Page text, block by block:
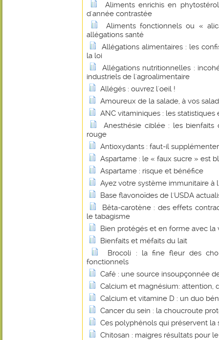
Aliments enrichis en
d'année contrastée
Aliments fonctionnels ou «
allégations santé
Allégations alimentaires : les
la loi
Allégations nutritionnelles :
industriels de l'agroalimentaire
Allégés : ouvrez l'oeil !
Amoureux de la salade, à vos
ANC vitaminiques : les statistiques
Anesthésie ciblée : les
rouge
Antioxydants : faut-il
Aspartame : le « faux sucre » est
Aspartame : risque et bénéfice
Ayez votre système immunitaire à
Base flavonoïdes de l'USDA
Bêta-carotène : des effets
le tabagisme
Bien protégés et en forme avec la
Bienfaits et méfaits du lait
Brocoli : la fine fleur des
fonctionnels
Café : une source insoupçonnée
Calcium et magnésium: attention,
Calcium et vitamine D : un duo
Cancer du sein : la choucroute
Ces polyphénols qui préservent la
Chitosan : maigres résultats pour